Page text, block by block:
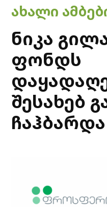
POSTED
IN
ᲐᲮᲐᲚᲘ
ნიკა
ფონდს
შესახებ
ჩაჰბარდა